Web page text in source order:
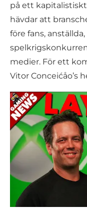
på ett
hävdar att
före fans,
medier. För ett
Vitor Conceićåo’s